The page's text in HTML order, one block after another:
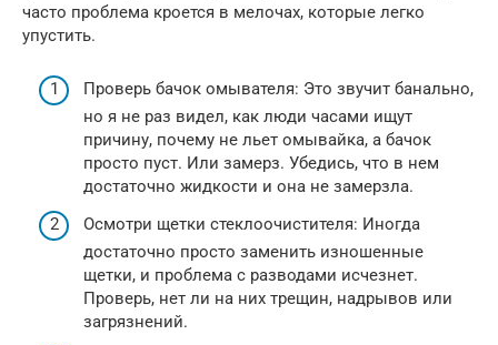
часто проблема кроется в мелочах, которые легко
упустить.
Проверь бачок омывателя: Это звучит банально,
но я не раз видел, как люди часами ищут
причину, почему не льет омывайка, а бачок
просто пуст. Или замерз. Убедись, что в нем
достаточно жидкости и она не замерзла.
Осмотри щетки стеклоочистителя: Иногда
достаточно просто заменить изношенные
щетки, и проблема с разводами исчезнет.
Проверь, нет ли на них трещин, надрывов или
загрязнений.